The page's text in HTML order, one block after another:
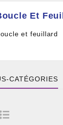
Et
et feuillard
CATÉGORIES